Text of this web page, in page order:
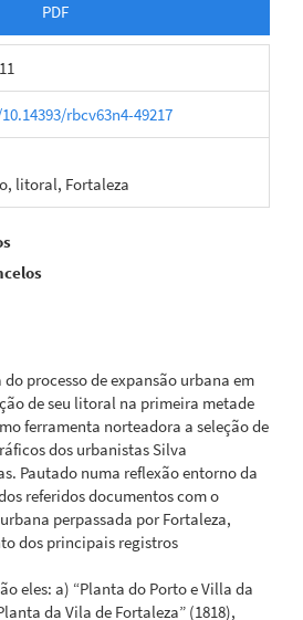
PDF
rbcv63n4-49217
litoral, Fortaleza
processo de expansão urbana em
de seu litoral na primeira metade
ferramenta norteadora a seleção de
dos urbanistas Silva
Pautado numa reflexão entorno da
referidos documentos com o
perpassada por Fortaleza,
dos principais registros
eles: a) “Planta do Porto e Villa da
da Vila de Fortaleza” (1818),